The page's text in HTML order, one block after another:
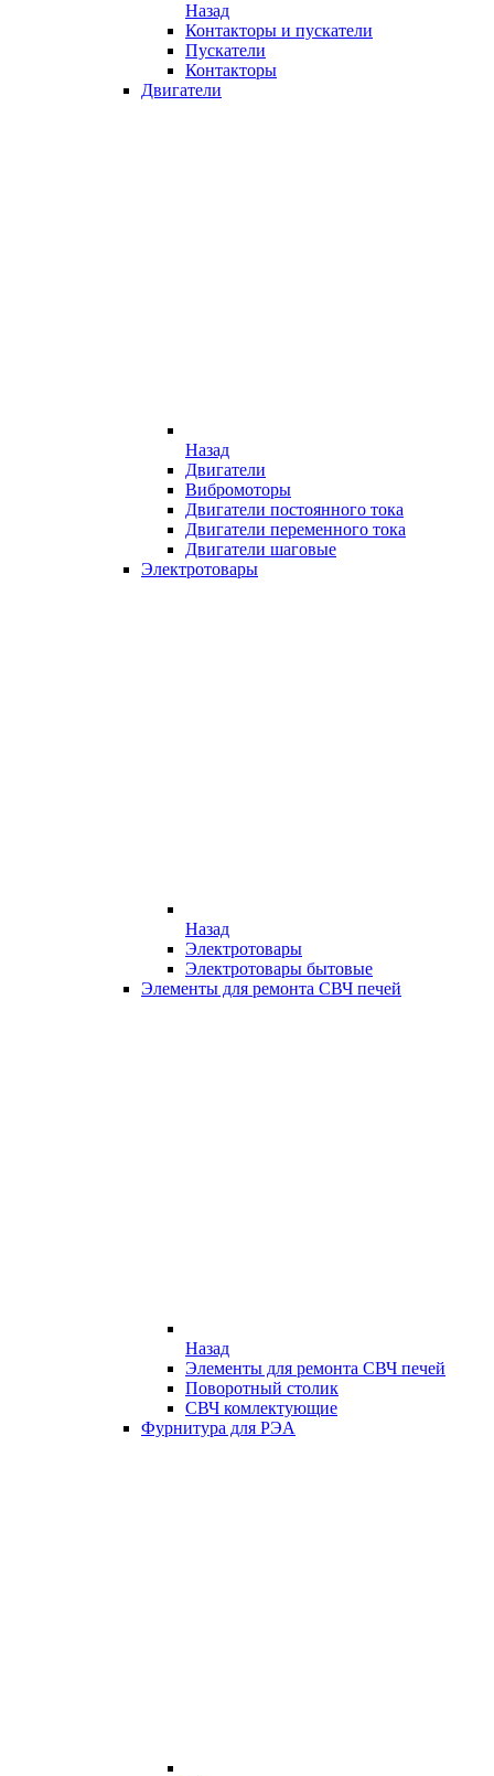
Назад
Контакторы и пускатели
Пускатели
Контакторы
Двигатели
Назад
Двигатели
Вибромоторы
Двигатели постоянного тока
Двигатели переменного тока
Двигатели шаговые
Электротовары
Назад
Электротовары
Электротовары бытовые
Элементы для ремонта СВЧ печей
Назад
Элементы для ремонта СВЧ печей
Поворотный столик
СВЧ комлектующие
Фурнитура для РЭА